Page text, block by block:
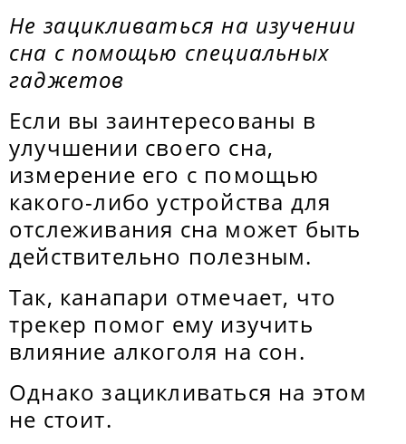
Не зацикливаться на изучении
сна с помощью специальных
гаджетов
Если вы заинтересованы в
улучшении своего сна,
измерение его с помощью
какого-либо устройства для
отслеживания сна может быть
действительно полезным.
Так, канапари отмечает, что
трекер помог ему изучить
влияние алкоголя на сон.
Однако зацикливаться на этом
не стоит.